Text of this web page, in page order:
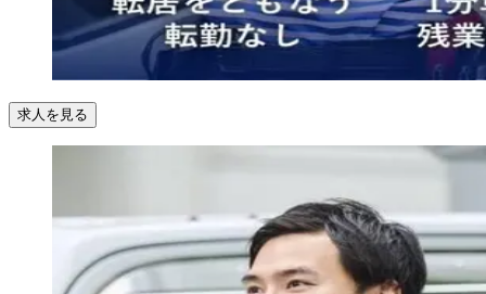
求人を見る